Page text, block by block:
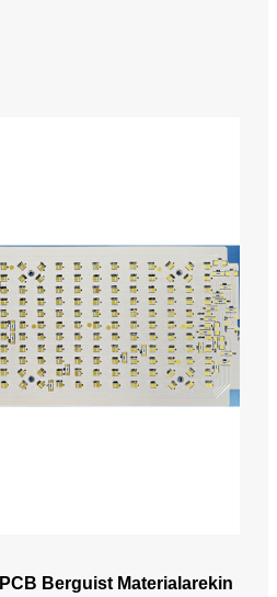
Berguist Materialarekin